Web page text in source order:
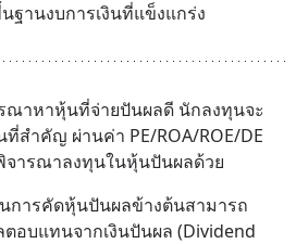
ฐานงบการเงินที่แข็งแกร่ง
ณาหาหุ้นที่จ่ายปันผลดี นักลงทุนจะ
สำคัญ ผ่านค่า PE/ROA/ROE/DE
จารณาลงทุนในหุ้นปันผลด้วย
การคัดหุ้นปันผลข้างต้นสามารถ
อบแทนจากเงินปันผล (Dividend